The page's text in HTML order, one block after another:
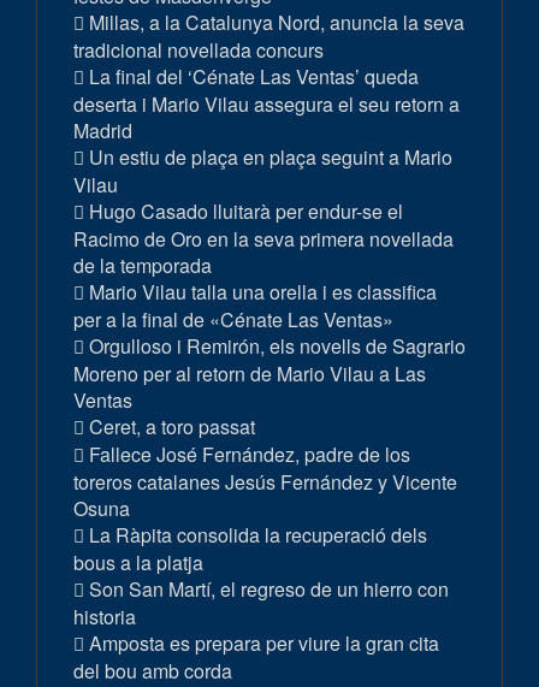
Millas, a la Catalunya Nord, anuncia la seva
tradicional novellada concurs
La final del ‘Cénate Las Ventas’ queda
deserta i Mario Vilau assegura el seu retorn a
Madrid
Un estiu de plaça en plaça seguint a Mario
Vilau
Hugo Casado lluitarà per endur-se el
Racimo de Oro en la seva primera novellada
de la temporada
Mario Vilau talla una orella i es classifica
per a la final de «Cénate Las Ventas»
Orgulloso i Remirón, els novells de Sagrario
Moreno per al retorn de Mario Vilau a Las
Ventas
Ceret, a toro passat
Fallece José Fernández, padre de los
toreros catalanes Jesús Fernández y Vicente
Osuna
La Ràpita consolida la recuperació dels
bous a la platja
Son San Martí, el regreso de un hierro con
historia
Amposta es prepara per viure la gran cita
del bou amb corda